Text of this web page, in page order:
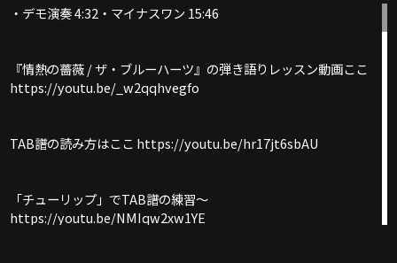
・デモ演奏 4:32・マイナスワン 15:46
『情熱の薔薇 / ザ・ブルーハーツ』の弾き語りレッスン動画ここ
https://youtu.be/_w2qqhvegfo
TAB譜の読み方はここ https://youtu.be/hr17jt6sbAU
「チューリップ」でTAB譜の練習〜
https://youtu.be/NMIqw2xw1YE